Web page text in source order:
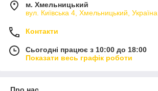
м. Хмельницький
вул. Київська 4, Хмельницький, Україна
Контакти
Сьогодні працює з 10:00 до 18:00
Показати весь графік роботи